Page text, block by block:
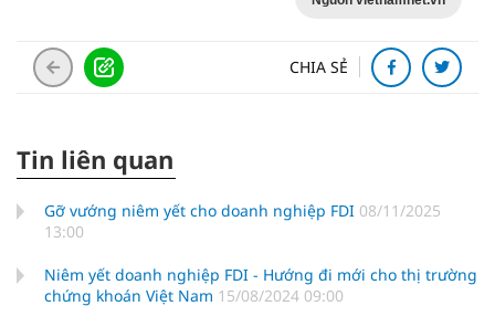
CHIA SẺ
Tin liên quan
Gỡ vướng niêm yết cho doanh nghiệp FDI 08/11/2025
13:00
Niêm yết doanh nghiệp FDI - Hướng đi mới cho thị trường
chứng khoán Việt Nam 15/08/2024 09:00